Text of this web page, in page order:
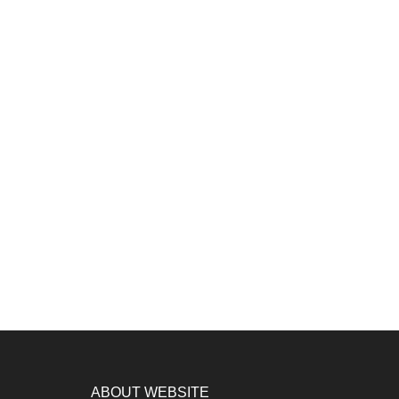
ABOUT WEBSITE